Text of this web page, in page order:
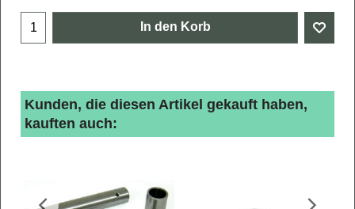
In den Korb
Kunden, die diesen Artikel gekauft haben,
kauften auch: